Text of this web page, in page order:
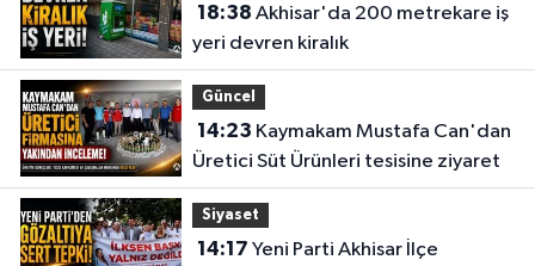
18:38
yeri devren kiralık
Güncel
14:23
Üretici Süt Ürünleri tesisine ziyaret
Siyaset
14:17